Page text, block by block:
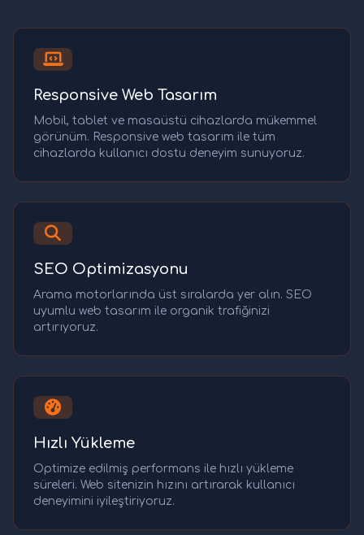
Responsive Web Tasarım
Mobil, tablet ve masaüstü cihazlarda mükemmel
görünüm. Responsive web tasarım ile tüm
cihazlarda kullanıcı dostu deneyim sunuyoruz.
SEO Optimizasyonu
Arama motorlarında üst sıralarda yer alın. SEO
uyumlu web tasarım ile organik trafiğinizi
artırıyoruz.
Hızlı Yükleme
Optimize edilmiş performans ile hızlı yükleme
süreleri. Web sitenizin hızını artırarak kullanıcı
deneyimini iyileştiriyoruz.